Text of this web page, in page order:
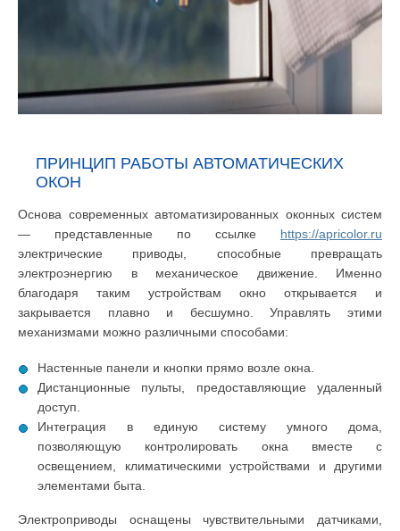
ПРИНЦИП РАБОТЫ АВТОМАТИЧЕСКИХ
ОКОН
Основа современных автоматизированных оконных систем
— представленные по ссылке https://apricolor.ru
электрические приводы, способные превращать
электроэнергию в механическое движение. Именно
благодаря таким устройствам окно открывается и
закрывается плавно и бесшумно. Управлять этими
механизмами можно различными способами:
Настенные панели и кнопки прямо возле окна.
Дистанционные пульты, предоставляющие удаленный
доступ.
Интеграция в единую систему умного дома,
позволяющую контролировать окна вместе с
освещением, климатическими устройствами и другими
элементами быта.
Электроприводы оснащены чувствительными датчиками,